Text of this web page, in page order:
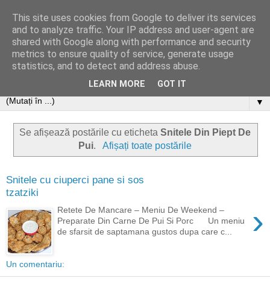
▼
Se afișează postările cu eticheta Snitele Din Piept De
Pui. Afișați toate postările
Snitele cu ciuperci pane si sos
tzatziki
›
Retete De Mancare – Meniu De Weekend –
Preparate Din Carne De Pui Si Porc Un meniu
de sfarsit de saptamana gustos dupa care c...
Un comentariu:
This site uses cookies from Google to deliver its services
and to analyze traffic. Your IP address and user-agent are
shared with Google along with performance and security
metrics to ensure quality of service, generate usage
statistics, and to detect and address abuse.
LEARN MORE GOT IT